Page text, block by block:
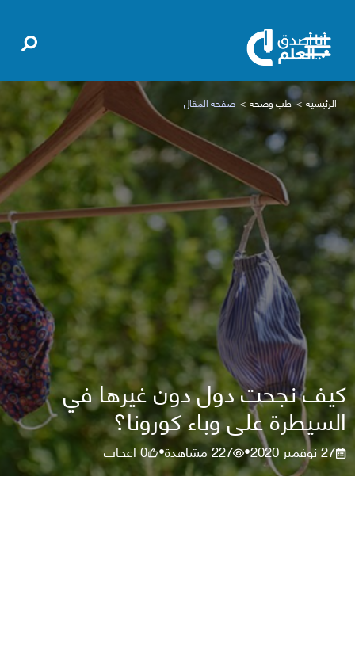
الرئيسية طب وصحة صفحة المقال
كيف نجحت دول دون غيرها في
السيطرة على وباء كورونا؟
27 نوفمبر 2020 •
227مشاهدة•
0اعجاب